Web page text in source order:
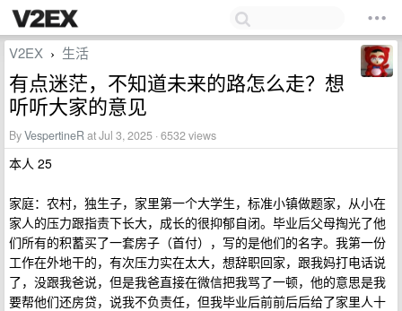
V2EX › 生活
有点迷茫，不知道未来的路怎么走？想
听听大家的意见
ByVespertineRat Jul 3, 2025 · 6532 views
本人 25
家庭：农村，独生子，家里第一个大学生，标准小镇做题家，从小在
家人的压力跟指责下长大，成长的很抑郁自闭。毕业后父母掏光了他
们所有的积蓄买了一套房子（首付），写的是他们的名字。我第一份
工作在外地干的，有次压力实在太大，想辞职回家，跟我妈打电话说
了，没跟我爸说，但是我爸直接在微信把我骂了一顿，他的意思是我
要帮他们还房贷，说我不负责任，但我毕业后前前后后给了家里人十